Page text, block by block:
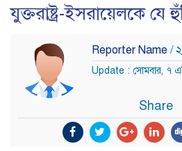
যুক্তরাষ্ট্র-ইসরায়েলকে যে
Reporter Name /
Update : সোমবার, ৭
Share